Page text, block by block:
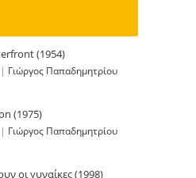
(1954)
| Γιώργος Παπαδημητρίου
(1975)
| Γιώργος Παπαδημητρίου
οι γυναίκες (1998)